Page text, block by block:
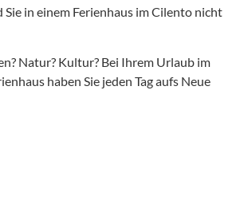
in einem Ferienhaus im Cilento nicht
Natur? Kultur? Bei Ihrem Urlaub im
haben Sie jeden Tag aufs Neue